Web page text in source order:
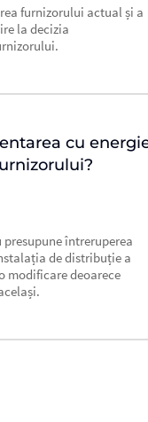
furnizorului actual și a
la decizia
cu
întreruperea
de distribuție a
modificare deoarece